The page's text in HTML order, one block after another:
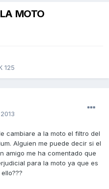
MOTO
125
cambiare a la moto el filtro del
Alguien me puede decir si el
amigo me ha comentado que
para la moto ya que es